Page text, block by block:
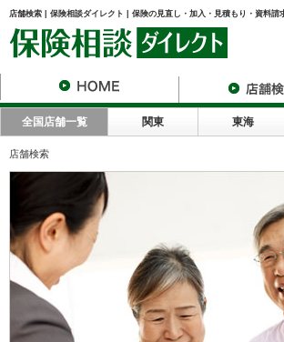
店舗検索 | 保険相談ダイレクト | 保険の見直し・加入・見積もり・資料請
全国店舗一覧 関東 東海
店舗検索